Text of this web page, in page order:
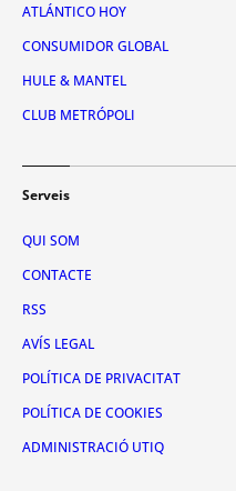
ATLÁNTICO HOY
CONSUMIDOR GLOBAL
HULE & MANTEL
CLUB METRÓPOLI
Serveis
QUI SOM
CONTACTE
RSS
AVÍS LEGAL
POLÍTICA DE PRIVACITAT
POLÍTICA DE COOKIES
ADMINISTRACIÓ UTIQ